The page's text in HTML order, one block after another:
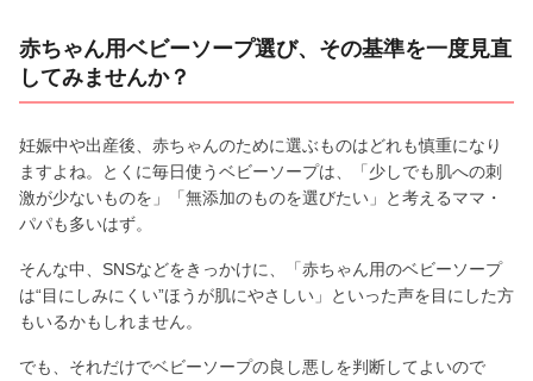
赤ちゃん用ベビーソープ選び、その基準を一度見直
してみませんか？
妊娠中や出産後、赤ちゃんのために選ぶものはどれも慎重になり
ますよね。とくに毎日使うベビーソープは、「少しでも肌への刺
激が少ないものを」「無添加のものを選びたい」と考えるママ・
パパも多いはず。
そんな中、SNSなどをきっかけに、「赤ちゃん用のベビーソープ
は“目にしみにくい”ほうが肌にやさしい」といった声を目にした方
もいるかもしれません。
でも、それだけでベビーソープの良し悪しを判断してよいので